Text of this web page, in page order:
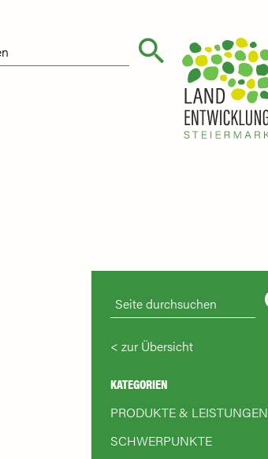
zur Übersicht
KATEGORIEN
PRODUKTE & LEISTUNGEN
SCHWERPUNKTE